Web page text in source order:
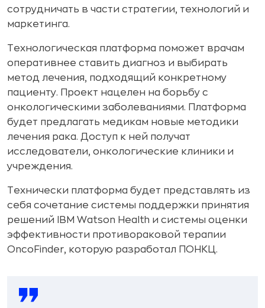
сотрудничать в части стратегии, технологий и
маркетинга.
Технологическая платформа поможет врачам
оперативнее ставить диагноз и выбирать
метод лечения, подходящий конкретному
пациенту. Проект нацелен на борьбу с
онкологическими заболеваниями. Платформа
будет предлагать медикам новые методики
лечения рака. Доступ к ней получат
исследователи, онкологические клиники и
учреждения.
Технически платформа будет представлять из
себя сочетание системы поддержки принятия
решений IBM Watson Health и системы оценки
эффективности противораковой терапии
OncoFinder, которую разработал ПОНКЦ.